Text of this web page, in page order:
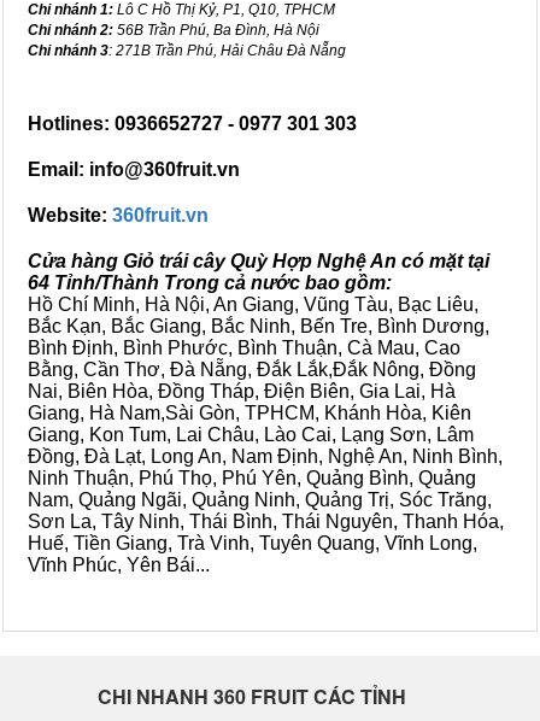
Chi nhánh 1: Lô C Hồ Thị Kỷ, P1, Q10, TPHCM
Chi nhánh 2: 56B Trần Phú, Ba Đình, Hà Nội
Chi nhánh 3: 271B Trần Phú, Hải Châu Đà Nẵng
Hotlines: 0936652727 - 0977 301 303
Email: info@360fruit.vn
Website: 360fruit.vn
Cửa hàng Giỏ trái cây Quỳ Hợp Nghệ An có mặt tại
64 Tỉnh/Thành Trong cả nước bao gồm:
Hồ Chí Minh, Hà Nội, An Giang, Vũng Tàu, Bạc Liêu,
Bắc Kạn, Bắc Giang, Bắc Ninh, Bến Tre, Bình Dương,
Bình Định, Bình Phước, Bình Thuận, Cà Mau, Cao
Bằng, Cần Thơ, Đà Nẵng, Đắk Lắk,Đắk Nông, Đồng
Nai, Biên Hòa, Đồng Tháp, Điện Biên, Gia Lai, Hà
Giang, Hà Nam,Sài Gòn, TPHCM, Khánh Hòa, Kiên
Giang, Kon Tum, Lai Châu, Lào Cai, Lạng Sơn, Lâm
Đồng, Đà Lạt, Long An, Nam Định, Nghệ An, Ninh Bình,
Ninh Thuận, Phú Thọ, Phú Yên, Quảng Bình, Quảng
Nam, Quảng Ngãi, Quảng Ninh, Quảng Trị, Sóc Trăng,
Sơn La, Tây Ninh, Thái Bình, Thái Nguyên, Thanh Hóa,
Huế, Tiền Giang, Trà Vinh, Tuyên Quang, Vĩnh Long,
Vĩnh Phúc, Yên Bái...
CHI NHANH 360 FRUIT CÁC TỈNH